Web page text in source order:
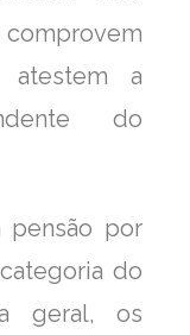
a
do
pensão por
do
geral, os